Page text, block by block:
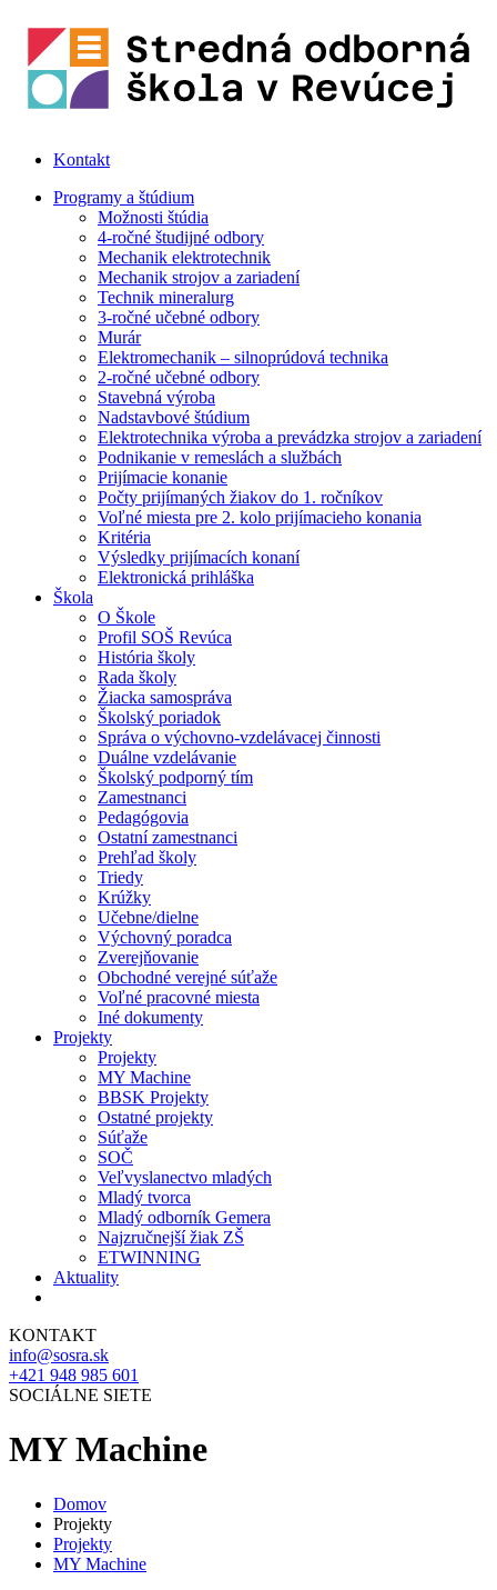
Kontakt
Programy a štúdium
Možnosti štúdia
4-ročné študijné odbory
Mechanik elektrotechnik
Mechanik strojov a zariadení
Technik mineralurg
3-ročné učebné odbory
Murár
Elektromechanik – silnoprúdová technika
2-ročné učebné odbory
Stavebná výroba
Nadstavbové štúdium
Elektrotechnika výroba a prevádzka strojov a zariadení
Podnikanie v remeslách a službách
Prijímacie konanie
Počty prijímaných žiakov do 1. ročníkov
Voľné miesta pre 2. kolo prijímacieho konania
Kritéria
Výsledky prijímacích konaní
Elektronická prihláška
Škola
O Škole
Profil SOŠ Revúca
História školy
Rada školy
Žiacka samospráva
Školský poriadok
Správa o výchovno-vzdelávacej činnosti
Duálne vzdelávanie
Školský podporný tím
Zamestnanci
Pedagógovia
Ostatní zamestnanci
Prehľad školy
Triedy
Krúžky
Učebne/dielne
Výchovný poradca
Zverejňovanie
Obchodné verejné súťaže
Voľné pracovné miesta
Iné dokumenty
Projekty
Projekty
MY Machine
BBSK Projekty
Ostatné projekty
Súťaže
SOČ
Veľvyslanectvo mladých
Mladý tvorca
Mladý odborník Gemera
Najzručnejší žiak ZŠ
ETWINNING
Aktuality
KONTAKT
info@sosra.sk
+421 948 985 601
SOCIÁLNE SIETE
MY Machine
Domov
Projekty
Projekty
MY Machine